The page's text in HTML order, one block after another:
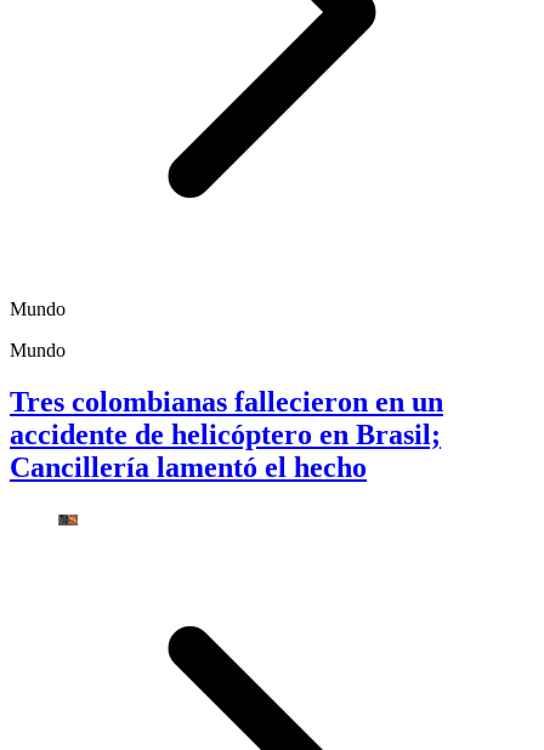
Mundo
Mundo
Tres colombianas fallecieron en un
accidente de helicóptero en Brasil;
Cancillería lamentó el hecho